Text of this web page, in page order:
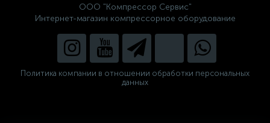
ООО "Компрессор Сервис"
Интернет-магазин компрессорное оборудование
Политика компании в отношении обработки персональных
данных